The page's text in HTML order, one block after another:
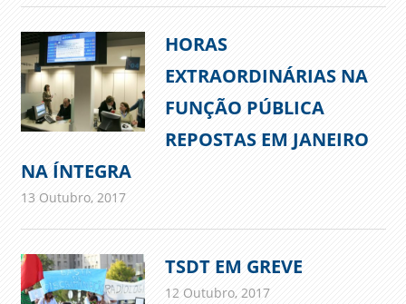
HORAS
EXTRAORDINÁRIAS NA
FUNÇÃO PÚBLICA
REPOSTAS EM JANEIRO
NA ÍNTEGRA
13 Outubro, 2017admin
Imprensa
TSDT EM GREVE
12 Outubro, 2017